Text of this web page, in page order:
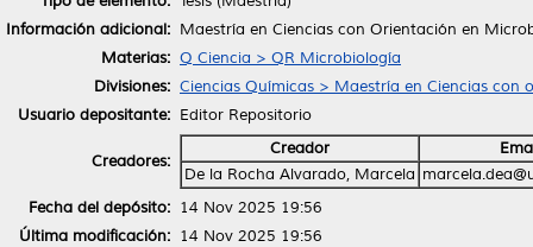
Información adicional: Maestría en Ciencias con Orientación en
Materias: Q Ciencia > QR Microbiología
Divisiones: Ciencias Químicas > Maestría en Ciencias
Usuario depositante: Editor Repositorio
Creadores:
Creador
De la Rocha Alvarado, Marcela
Fecha del depósito: 14 Nov 2025 19:56
Última modificación: 14 Nov 2025 19:56